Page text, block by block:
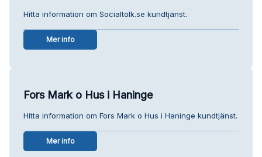
Hitta information om Socialtolk.se kundtjänst.
Mer info
Fors Mark o Hus i Haninge
Hitta information om Fors Mark o Hus i Haninge kundtjänst.
Mer info